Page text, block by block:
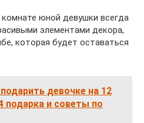
юной девушки всегда
элементами декора,
которая будет оставаться
девочке на 12
подарка и советы по